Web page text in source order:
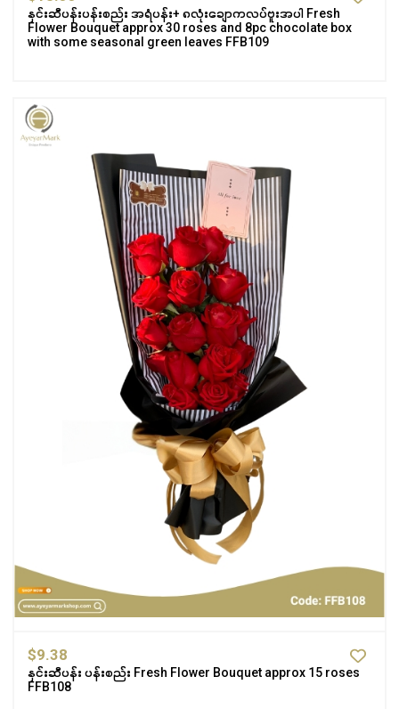
နှင်းဆီပန်းပန်းစည်း အရံပန်း+ ၈လုံးချောကလပ်ဗူးအပါ Fresh
Flower Bouquet approx 30 roses and 8pc chocolate box
with some seasonal green leaves FFB109
$9.38
နှင်းဆီပန်း ပန်းစည်း Fresh Flower Bouquet approx 15 roses
FFB108